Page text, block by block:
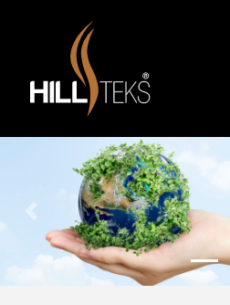
Geri